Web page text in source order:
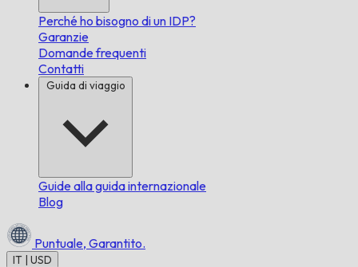
Perché ho bisogno di un IDP?
Garanzie
Domande frequenti
Contatti
Guida di viaggio
Guide alla guida internazionale
Blog
Puntuale, Garantito.
IT | USD